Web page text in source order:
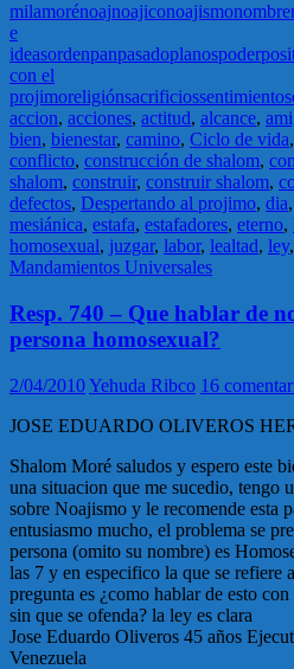
milamorénoajnoajiconoajismonombre
e
ideasordenpanpasadoplanospoder
con el
projimoreligiónsacrificiossentimiento
accion, acciones, actitud, alcance,
bien, bienestar, camino, Ciclo de vida,
conflicto, construcción de shalom,
shalom, construir, construir shalom,
defectos, Despertando al projimo, dia,
mesiánica, estafa, estafadores, eterno,
homosexual, juzgar, labor, lealtad, ley,
Mandamientos Universales
Resp. 740 – Que hablar de
persona homosexual?
2/04/2010Yehuda Ribco 16
JOSE EDUARDO OLIVEROS
Shalom Moré saludos y espero este
una situacion que me sucedio, tengo
sobre Noajismo y le recomende esta
entusiasmo mucho, el problema se
persona (omito su nombre) es
las 7 y en especifico la que se refiere
pregunta es ¿como hablar de esto
sin que se ofenda? la ley es clara
Jose Eduardo Oliveros 45 años
Venezuela